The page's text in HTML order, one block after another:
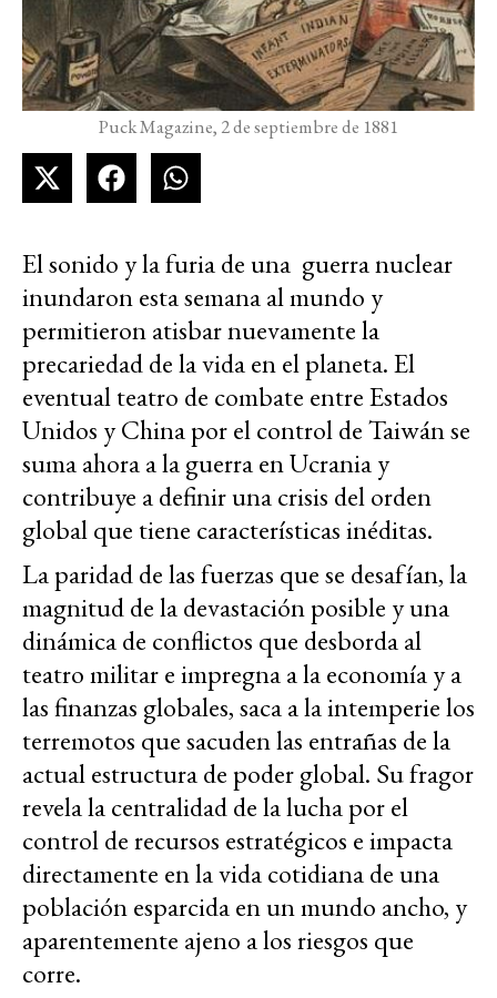
Puck Magazine, 2 de septiembre de 1881
El sonido y la furia de una guerra nuclear
inundaron esta semana al mundo y
permitieron atisbar nuevamente la
precariedad de la vida en el planeta. El
eventual teatro de combate entre Estados
Unidos y China por el control de Taiwán se
suma ahora a la guerra en Ucrania y
contribuye a definir una crisis del orden
global que tiene características inéditas.
La paridad de las fuerzas que se desafían, la
magnitud de la devastación posible y una
dinámica de conflictos que desborda al
teatro militar e impregna a la economía y a
las finanzas globales, saca a la intemperie los
terremotos que sacuden las entrañas de la
actual estructura de poder global. Su fragor
revela la centralidad de la lucha por el
control de recursos estratégicos e impacta
directamente en la vida cotidiana de una
población esparcida en un mundo ancho, y
aparentemente ajeno a los riesgos que
corre.